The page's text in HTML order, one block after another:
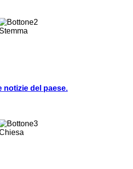
notizie del paese.